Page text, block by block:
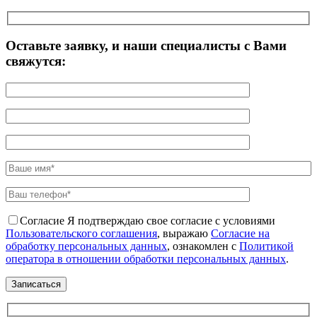
Оставьте заявку, и наши специалисты с Вами
свяжутся:
Согласие Я подтверждаю свое согласие с условиями
Пользовательского соглашения, выражаю Согласие на
обработку персональных данных, ознакомлен с Политикой
оператора в отношении обработки персональных данных.